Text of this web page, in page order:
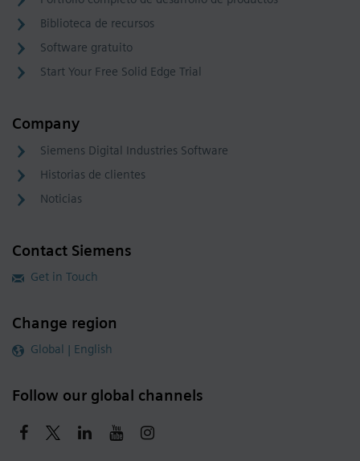
Biblioteca de recursos
Software gratuito
Start Your Free Solid Edge Trial
Company
Siemens Digital Industries Software
Historias de clientes
Noticias
Contact Siemens
Get in Touch
Change region
Global | English
Follow our global channels